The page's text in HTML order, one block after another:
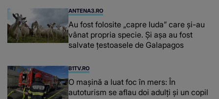
ANTENA3.RO
Au fost folosite „capre Iuda” care și-au
vânat propria specie. Și așa au fost
salvate țestoasele de Galapagos
B1TV.RO
O maşină a luat foc în mers: În
autoturism se aflau doi adulți și un copil